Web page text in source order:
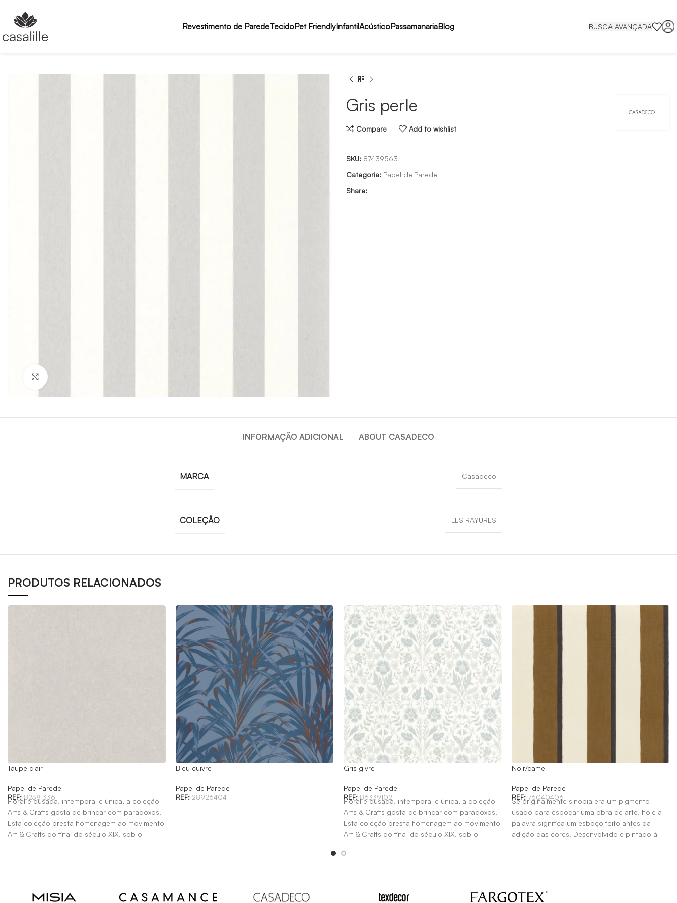
Revestimento de ParedeTecidoPet FriendlyInfantilAcústicoPassamanariaBlog BUSCA AVANÇADA
Gris perle
Compare Add to wishlist
SKU: 87439563
Categoria: Papel de Parede
Share:
INFORMAÇÃO ADICIONAL ABOUT CASADECO
MARCA Casadeco
COLEÇÃO LES RAYURES
PRODUTOS RELACIONADOS
Taupe clair
Papel de Parede
REF: 82381336
Floral e ousada, intemporal e única, a coleção
Arts & Crafts gosta de brincar com paradoxos!
Esta coleção presta homenagem ao movimento
Art & Crafts do final do século XIX, sob o
Bleu cuivre
Papel de Parede
REF: 28926404
Gris givre
Papel de Parede
REF: 86339102
Floral e ousada, intemporal e única, a coleção
Arts & Crafts gosta de brincar com paradoxos!
Esta coleção presta homenagem ao movimento
Art & Crafts do final do século XIX, sob o
Noir/camel
Papel de Parede
REF: 76040406
Se originalmente sinopia era um pigmento
usado para esboçar uma obra de arte, hoje a
palavra significa um esboço feito antes da
adição das cores. Desenvolvido e pintado à
lindamente com o grão do papel.